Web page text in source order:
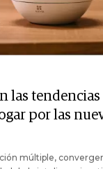
las tendencias
por las
múltiple,